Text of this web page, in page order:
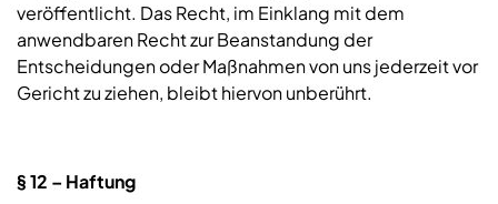
veröffentlicht. Das Recht, im Einklang mit dem
anwendbaren Recht zur Beanstandung der
Entscheidungen oder Maßnahmen von uns jederzeit vor
Gericht zu ziehen, bleibt hiervon unberührt.
§ 12 – Haftung